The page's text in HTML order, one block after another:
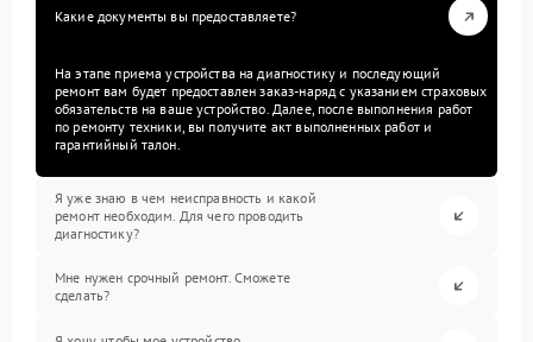
Какие документы вы предоставляете?
На этапе приема устройства на диагностику и последующий
ремонт вам будет предоставлен заказ-наряд с указанием страховых
обязательств на ваше устройство. Далее, после выполнения работ
по ремонту техники, вы получите акт выполненных работ и
гарантийный талон.
Я уже знаю в чем неисправность и какой
ремонт необходим. Для чего проводить
диагностику?
Мне нужен срочный ремонт. Сможете
сделать?